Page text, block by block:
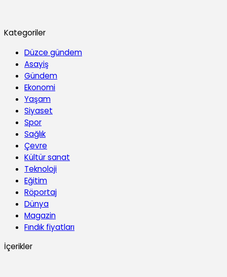
Kategoriler
Düzce gündem
Asayiş
Gündem
Ekonomi
Yaşam
Siyaset
Spor
Sağlık
Çevre
Kültür sanat
Teknoloji
Eğitim
Röportaj
Dünya
Magazin
Fındık fiyatları
İçerikler